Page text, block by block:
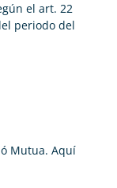
el art. 22
periodo del
Mutua. Aquí